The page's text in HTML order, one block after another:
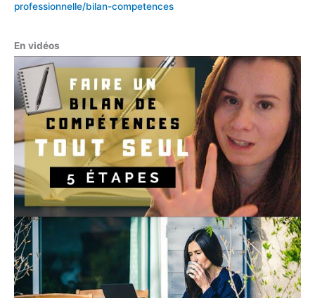
professionnelle/bilan-competences
En vidéos